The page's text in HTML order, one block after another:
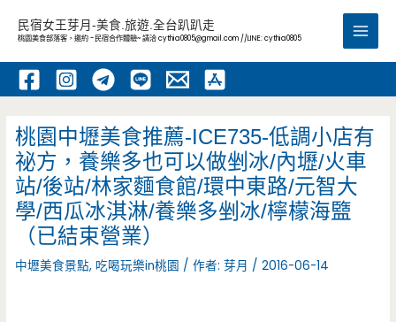
內
民宿女王芽月-美食.旅遊.全台趴趴走
桃園美食部落客，邀約 -民宿合作體驗~ 請洽cythia0805@gmail.com //LINE: cythia0805
Main
桃園中壢美食推薦-ICE735-低調小店有
祕方，養樂多也可以做剉冰/內壢/火車
站/後站/林家麵食館/環中東路/元智大
學/西瓜冰淇淋/養樂多剉冰/檸檬海盬
（已結束營業）
中壢美食景點, 吃喝玩樂in桃園 / 作者:芽月 /2016-06-14